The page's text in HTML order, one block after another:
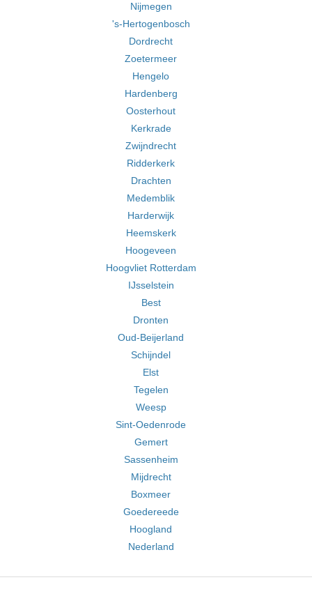
Nijmegen
's-Hertogenbosch
Dordrecht
Zoetermeer
Hengelo
Hardenberg
Oosterhout
Kerkrade
Zwijndrecht
Ridderkerk
Drachten
Medemblik
Harderwijk
Heemskerk
Hoogeveen
Hoogvliet Rotterdam
IJsselstein
Best
Dronten
Oud-Beijerland
Schijndel
Elst
Tegelen
Weesp
Sint-Oedenrode
Gemert
Sassenheim
Mijdrecht
Boxmeer
Goedereede
Hoogland
Nederland